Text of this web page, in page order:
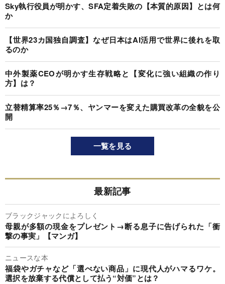
Sky執行役員が明かす、SFA定着失敗の【本質的原因】とは何
か
【世界23カ国独自調査】なぜ日本はAI活用で世界に後れを取
るのか
中外製薬CEOが明かす生存戦略と【変化に強い組織の作り
方】は？
立替精算率25％→7％、ヤンマーを変えた購買改革の全貌を公
開
一覧を見る
最新記事
ブラックジャックによろしく
母親が多額の現金をプレゼント→断る息子に告げられた「衝
撃の事実」【マンガ】
ニュースな本
福袋やガチャなど「選べない商品」に現代人がハマるワケ。
選択を放棄する代償として払う“対価”とは？